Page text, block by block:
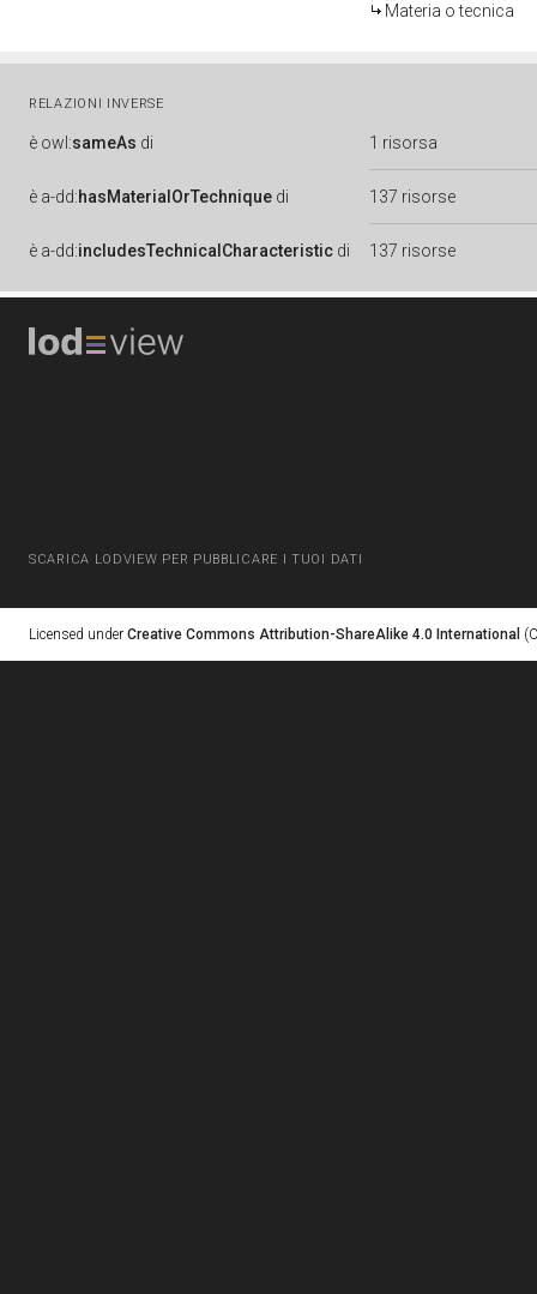
Materia o tecnica
RELAZIONI INVERSE
è owl:sameAs di 1 risorsa
è a-dd:hasMaterialOrTechnique di 137 risorse
è a-dd:includesTechnicalCharacteristic di 137 risorse
SCARICA LODVIEW PER PUBBLICARE I TUOI DATI
Licensed under Creative Commons Attribution-ShareAlike 4.0 International